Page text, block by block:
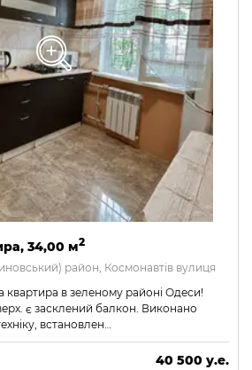
34,00 м2
район, Космонавтів вулиця
квартира в зеленому районі Одеси!
є засклений балкон. Виконано
встановлен…
40 500 у.е.